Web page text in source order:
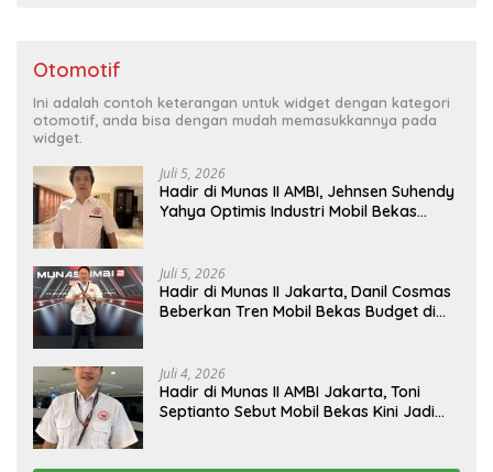
Otomotif
Ini adalah contoh keterangan untuk widget dengan kategori
otomotif, anda bisa dengan mudah memasukkannya pada
widget.
Juli 5, 2026
Hadir di Munas II AMBI, Jehnsen Suhendy
Yahya Optimis Industri Mobil Bekas
Juli 5, 2026
Hadir di Munas II Jakarta, Danil Cosmas
Beberkan Tren Mobil Bekas Budget di
Juli 4, 2026
Hadir di Munas II AMBI Jakarta, Toni
Septianto Sebut Mobil Bekas Kini Jadi